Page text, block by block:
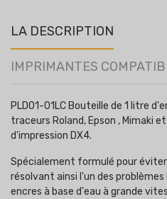
LA DESCRIPTION
IMPRIMANTES
PLD01-01LC Bouteille de 1 litre
traceurs Roland, Epson , Mimaki
d'impression DX4.
Spécialement formulé pour
résolvant ainsi l'un des
encres à base d'eau à grande